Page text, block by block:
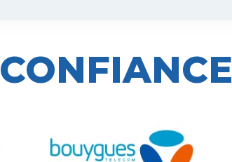
CONFIANCE